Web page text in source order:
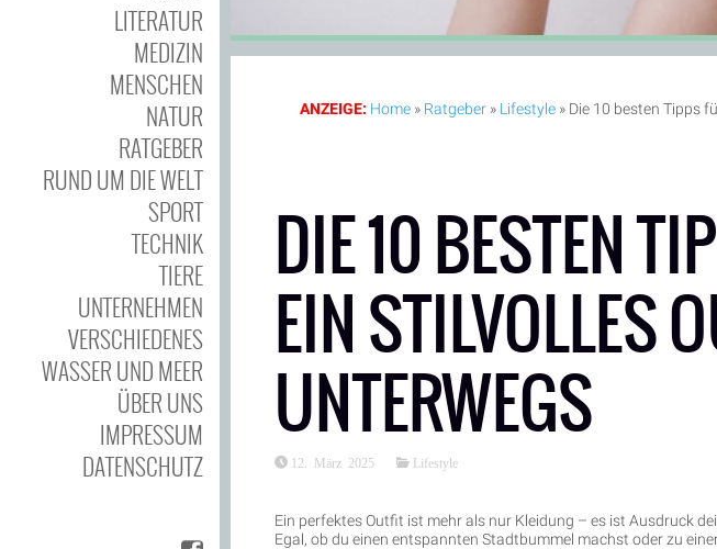
LITERATUR
MEDIZIN
MENSCHEN
NATUR
RATGEBER
RUND UM DIE WELT
SPORT
TECHNIK
TIERE
UNTERNEHMEN
VERSCHIEDENES
WASSER UND MEER
ÜBER UNS
IMPRESSUM
DATENSCHUTZ
ANZEIGE: Home» Ratgeber» Lifestyle» Die 10 besten Tipps
DIE 10 BESTEN
EIN STILVOLLES
UNTERWEGS
12. März 2025 Lifestyle
Ein perfektes Outfit ist mehr als nur Kleidung – es ist Ausdruck
Egal, ob du einen entspannten Stadtbummel machst oder zu